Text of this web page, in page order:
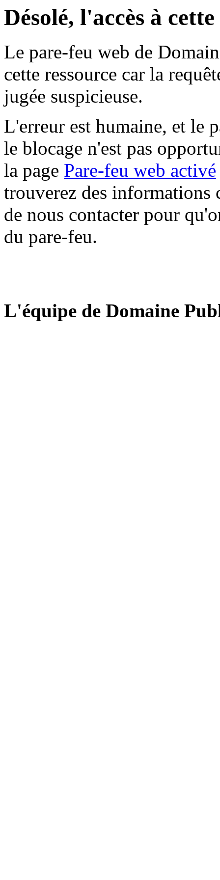
Désolé, l'accès à
Le pare-feu web de
cette ressource car la
jugée suspicieuse.
L'erreur est humaine, et le
le blocage n'est pas
la page Pare-feu web activé
trouverez des informations
de nous contacter pour
du pare-feu.
L'équipe de Domaine